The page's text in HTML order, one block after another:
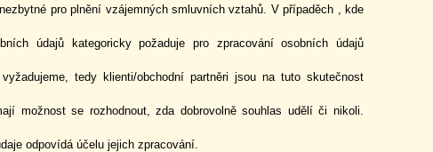
pro plnění vzájemných smluvních vztahů. V případěch , kde
údajů kategoricky požaduje pro zpracování osobních údajů
tedy klienti/obchodní partněri jsou na tuto skutečnost
možnost se rozhodnout, zda dobrovolně souhlas udělí či nikoli.
odpovídá účelu jejich zpracování.